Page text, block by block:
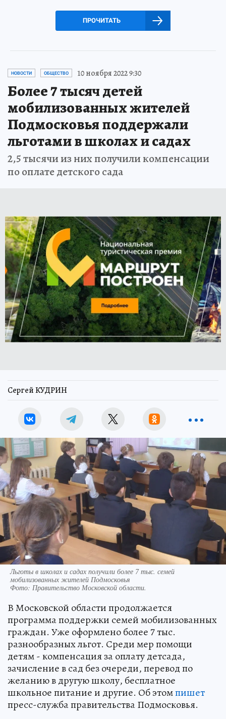
ПРОЧИТАТЬ
НОВОСТИ ОБЩЕСТВО 10 ноября 2022 9:30
Более 7 тысяч детей
мобилизованных жителей
Подмосковья поддержали
льготами в школах и садах
2,5 тысячи из них получили компенсации
по оплате детского сада
Сергей КУДРИН
Льготы в школах и садах получили более 7 тыс. семей
мобилизованных жителей Подмосковья
Фото: Правительство Московской области.
В Московской области продолжается
программа поддержки семей мобилизованных
граждан. Уже оформлено более 7 тыс.
разнообразных льгот. Среди мер помощи
детям - компенсация за оплату детсада,
зачисление в сад без очереди, перевод по
желанию в другую школу, бесплатное
школьное питание и другие. Об этомпишет
пресс-служба правительства Подмосковья.